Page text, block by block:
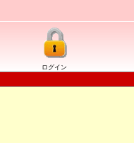
ログイン